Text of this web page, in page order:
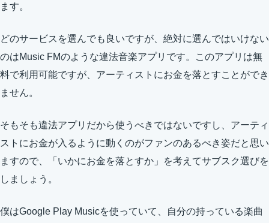
ます。
どのサービスを選んでも良いですが、絶対に選んではいけない
のはMusic FMのような違法音楽アプリです。このアプリは無
料で利用可能ですが、アーティストにお金を落とすことができ
ません。
そもそも違法アプリだから使うべきではないですし、アーティ
ストにお金が入るように動くのがファンのあるべき姿だと思い
ますので、「いかにお金を落とすか」を考えてサブスク選びを
しましょう。
僕はGoogle Play Musicを使っていて、自分の持っている楽曲